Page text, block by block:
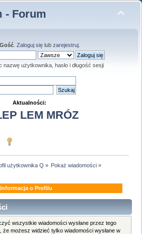
- Forum
Gość. Zaloguj sięlub zarejestruj.
nazwę użytkownika, hasło i długość sesji
Aktualności:
LEM MRÓZ
użytkownika Q » Pokaż wiadomości»
Informacja o Profilu
wszystkie wiadomości wysłane przez tego
możesz widzieć tylko wiadomości wysłane w